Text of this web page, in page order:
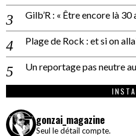
Gilb’R : « Être encore là 30
Plage de Rock : et si on
Un reportage pas neutre
gonzai_magazine
Seul le détail compte.